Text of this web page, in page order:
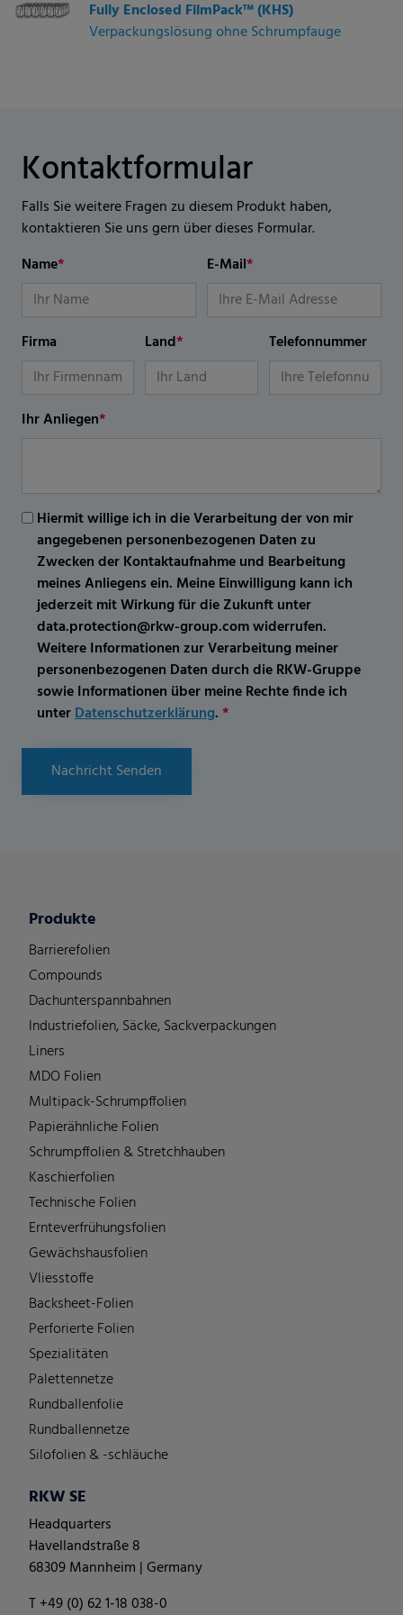
Fully Enclosed FilmPack™ (KHS)
Verpackungslösung ohne Schrumpfauge
Kontaktformular
Falls Sie weitere Fragen zu diesem Produkt haben,
kontaktieren Sie uns gern über dieses Formular.
Name* E-Mail*
Firma Land* Telefonnummer
Ihr Anliegen*
Hiermit willige ich in die Verarbeitung der von mir
angegebenen personenbezogenen Daten zu
Zwecken der Kontaktaufnahme und Bearbeitung
meines Anliegens ein. Meine Einwilligung kann ich
jederzeit mit Wirkung für die Zukunft unter
data.protection@rkw-group.com widerrufen.
Weitere Informationen zur Verarbeitung meiner
personenbezogenen Daten durch die RKW-Gruppe
sowie Informationen über meine Rechte finde ich
unterDatenschutzerklärung.*
Nachricht Senden
Produkte
Barrierefolien
Compounds
Dachunterspannbahnen
Industriefolien, Säcke, Sackverpackungen
Liners
MDO Folien
Multipack-Schrumpffolien
Papierähnliche Folien
Schrumpffolien & Stretchhauben
Kaschierfolien
Technische Folien
Ernteverfrühungsfolien
Gewächshausfolien
Vliesstoffe
Backsheet-Folien
Perforierte Folien
Spezialitäten
Palettennetze
Rundballenfolie
Rundballennetze
Silofolien & -schläuche
RKW SE
Headquarters
Havellandstraße 8
68309 Mannheim | Germany
T +49 (0) 62 1-18 038-0